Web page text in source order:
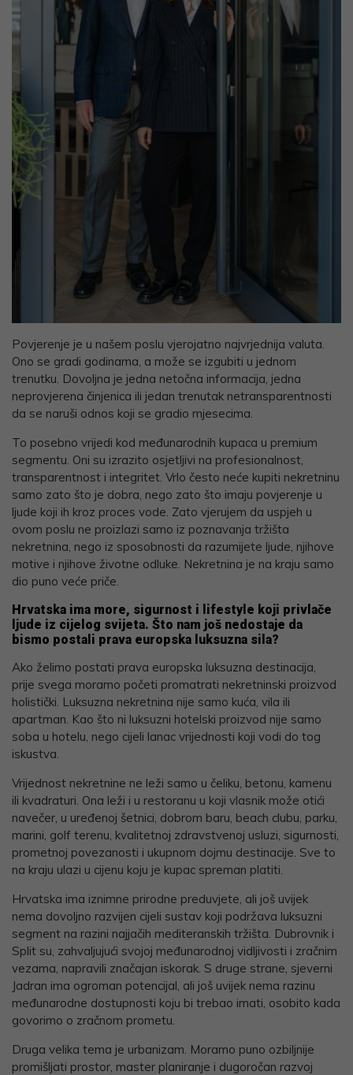
Povjerenje je u našem poslu vjerojatno najvrjednija valuta.
Ono se gradi godinama, a može se izgubiti u jednom
trenutku. Dovoljna je jedna netočna informacija, jedna
neprovjerena činjenica ili jedan trenutak netransparentnosti
da se naruši odnos koji se gradio mjesecima.
To posebno vrijedi kod međunarodnih kupaca u premium
segmentu. Oni su izrazito osjetljivi na profesionalnost,
transparentnost i integritet. Vrlo često neće kupiti nekretninu
samo zato što je dobra, nego zato što imaju povjerenje u
ljude koji ih kroz proces vode. Zato vjerujem da uspjeh u
ovom poslu ne proizlazi samo iz poznavanja tržišta
nekretnina, nego iz sposobnosti da razumijete ljude, njihove
motive i njihove životne odluke. Nekretnina je na kraju samo
dio puno veće priče.
Hrvatska ima more, sigurnost i lifestyle koji privlače
ljude iz cijelog svijeta. Što nam još nedostaje da
bismo postali prava europska luksuzna sila?
Ako želimo postati prava europska luksuzna destinacija,
prije svega moramo početi promatrati nekretninski proizvod
holistički. Luksuzna nekretnina nije samo kuća, vila ili
apartman. Kao što ni luksuzni hotelski proizvod nije samo
soba u hotelu, nego cijeli lanac vrijednosti koji vodi do tog
iskustva.
Vrijednost nekretnine ne leži samo u čeliku, betonu, kamenu
ili kvadraturi. Ona leži i u restoranu u koji vlasnik može otići
navečer, u uređenoj šetnici, dobrom baru, beach clubu, parku,
marini, golf terenu, kvalitetnoj zdravstvenoj usluzi, sigurnosti,
prometnoj povezanosti i ukupnom dojmu destinacije. Sve to
na kraju ulazi u cijenu koju je kupac spreman platiti.
Hrvatska ima iznimne prirodne preduvjete, ali još uvijek
nema dovoljno razvijen cijeli sustav koji podržava luksuzni
segment na razini najjačih mediteranskih tržišta. Dubrovnik i
Split su, zahvaljujući svojoj međunarodnoj vidljivosti i zračnim
vezama, napravili značajan iskorak. S druge strane, sjeverni
Jadran ima ogroman potencijal, ali još uvijek nema razinu
međunarodne dostupnosti koju bi trebao imati, osobito kada
govorimo o zračnom prometu.
Druga velika tema je urbanizam. Moramo puno ozbiljnije
promišljati prostor, master planiranje i dugoročan razvoj